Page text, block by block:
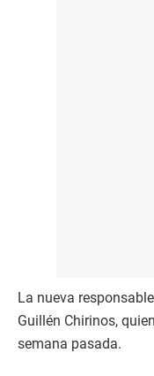
La nueva
Guillén Chirinos,
semana pasada.